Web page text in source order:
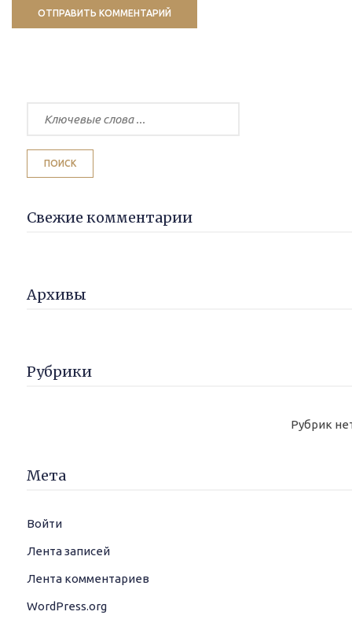
Свежие комментарии
Архивы
Рубрики
Рубрик
Мета
Войти
Лента записей
Лента комментариев
WordPress.org